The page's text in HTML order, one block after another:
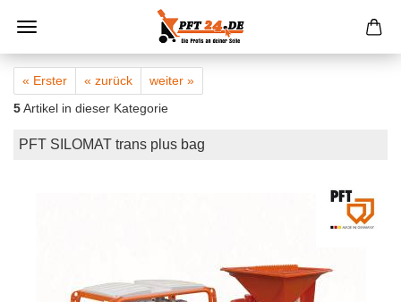
« Erster « zurück
weiter »
5Artikel in dieser Kategorie
PFT SILOMAT trans plus bag